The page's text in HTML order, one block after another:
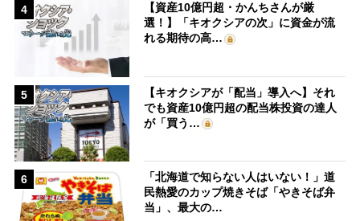
4
【資産10億円超・かんちさんが厳
選！】「キオクシアの次」に資金が流
れる期待の高…
5
【キオクシアが「配当」導入へ】それ
でも資産10億円超の配当株投資の達人
が「買う…
6
「北海道で知らない人はいない！」道
民熱愛のカップ焼きそば「やきそば弁
当」、最大の…